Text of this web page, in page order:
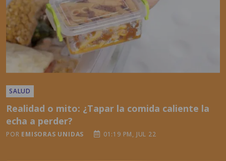
echa a perder?
POR EMISORAS UNIDAS 01:19 PM, JUL 22